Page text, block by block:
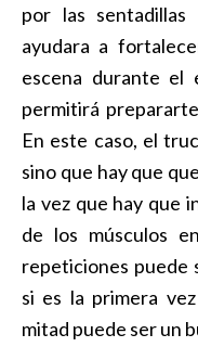
por las
ayudara a
escena durante el
permitirá
En este caso, el
sino que hay que
la vez que hay que
de los músculos
repeticiones puede
si es la primera
mitad puede ser un